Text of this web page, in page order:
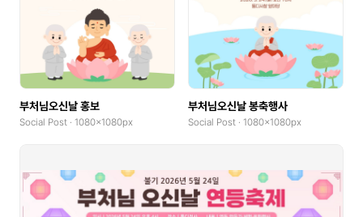
부처님오신날 홍보
Social Post · 1080x1080px
부처님오신날 봉축행사
Social Post · 1080x1080px